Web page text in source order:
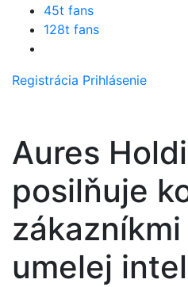
45t fans
128t fans
Registrácia Prihlásenie
Aures
posilňuje
umelej